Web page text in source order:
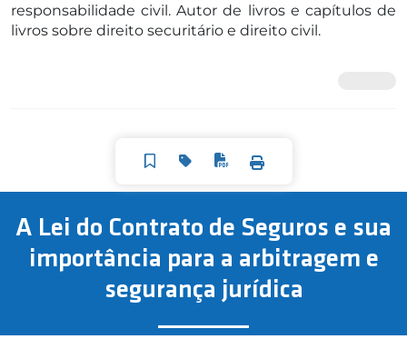
responsabilidade civil. Autor de livros e capítulos de
livros sobre direito securitário e direito civil.
A Lei do Contrato de Seguros e sua
importância para a arbitragem e
segurança jurídica